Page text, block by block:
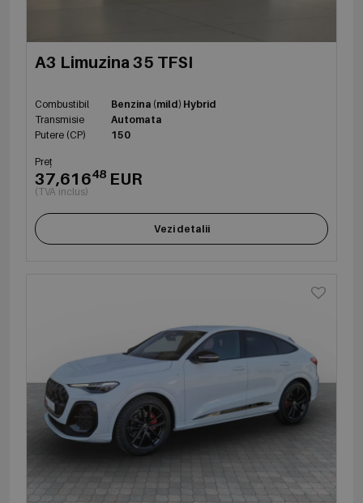
A3 Limuzina 35 TFSI
Combustibil
Benzina (mild) Hybrid
Transmisie
Automata
Putere (CP)
150
Preț
37,61648 EUR
(TVA inclus)
Vezi detalii